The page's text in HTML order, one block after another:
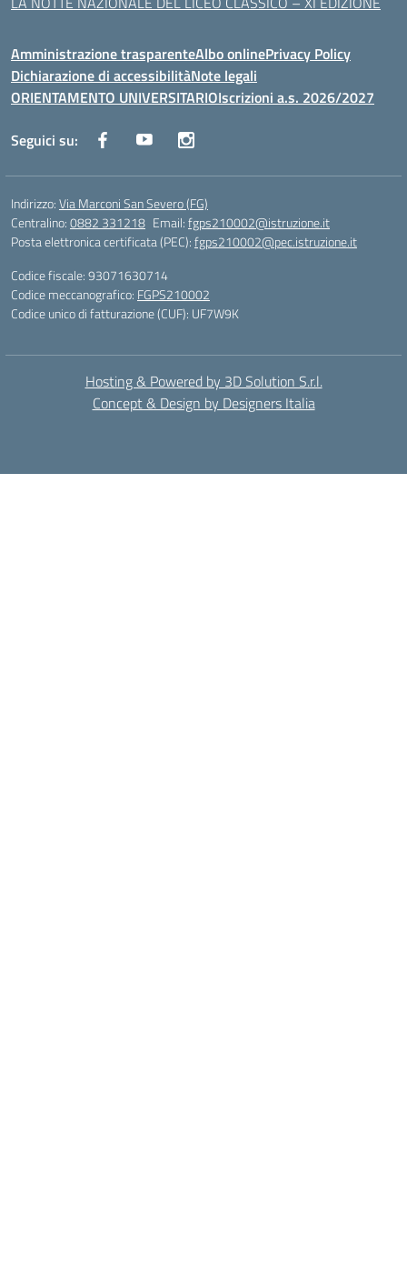
Amministrazione trasparenteAlbo onlinePrivacy Policy
Dichiarazione di accessibilitàNote legali
ORIENTAMENTO UNIVERSITARIOIscrizioni a.s. 2026/2027
Seguici su:
Indirizzo:Via Marconi San Severo (FG)
Centralino:0882 331218 Email:fgps210002@istruzione.it
Posta elettronica certificata (PEC):fgps210002@pec.istruzione.it
Codice fiscale: 93071630714
Codice meccanografico: FGPS210002
Codice unico di fatturazione (CUF): UF7W9K
Hosting & Powered by 3D Solution S.r.l.
Concept & Design by Designers Italia